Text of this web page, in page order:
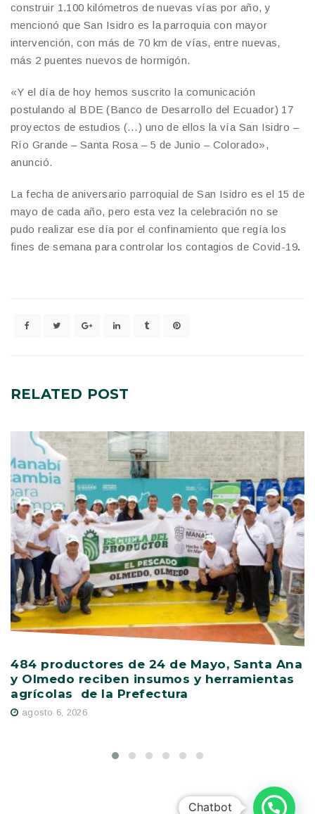
construir 1.100 kilómetros de nuevas vías por año, y
mencionó que San Isidro es la parroquia con mayor
intervención, con más de 70 km de vías, entre nuevas,
más 2 puentes nuevos de hormigón.
«Y el día de hoy hemos suscrito la comunicación
postulando al BDE (Banco de Desarrollo del Ecuador) 17
proyectos de estudios (…) uno de ellos la vía San Isidro –
Río Grande – Santa Rosa – 5 de Junio – Colorado»,
anunció.
La fecha de aniversario parroquial de San Isidro es el 15 de
mayo de cada año, pero esta vez la celebración no se
pudo realizar ese día por el confinamiento que regía los
fines de semana para controlar los contagios de Covid-19.
RELATED POST
484 productores de 24 de Mayo, Santa Ana
y Olmedo reciben insumos y herramientas
agrícolas de la Prefectura
agosto 6, 2026
Chatbot